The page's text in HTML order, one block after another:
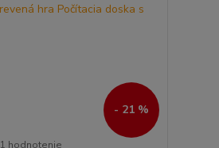
- 21 %
1 hodnotenie